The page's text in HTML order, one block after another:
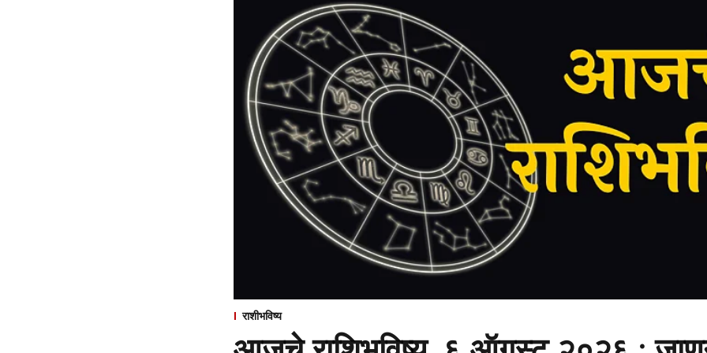
राशीभविष्य